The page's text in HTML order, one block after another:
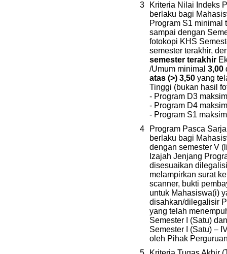
3
Kriteria Nilai Indeks
berlaku bagi
Program S1 minimal
sampai dengan
fotokopi KHS
semester terakhir,
semester terakhir
/Umum minimal 3,00
atas (>) 3,50 yang
Tinggi (bukan hasil
- Program D3
- Program D4
- Program S1
4
Program Pasca
berlaku bagi
dengan semester V
Izajah Jenjang
disesuaikan
melampirkan surat
scanner, bukti
untuk Mahasiswa(i)
disahkan/dilegalisir
yang telah
Semester I (Satu)
Semester I (Satu) –
oleh Pihak